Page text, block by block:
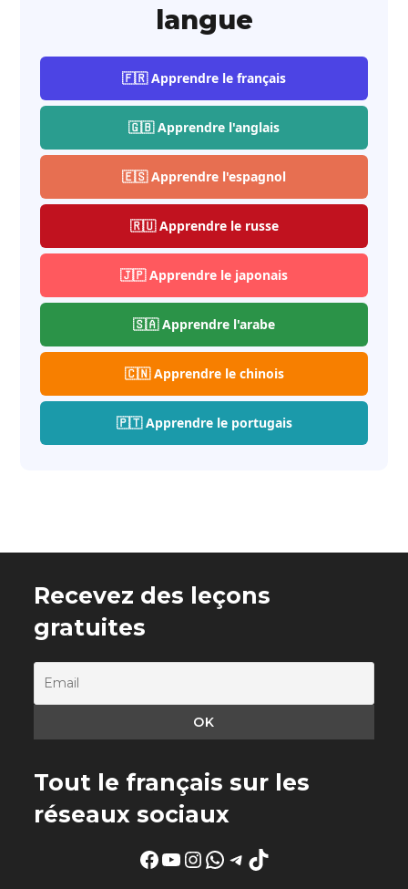
langue
🇫🇷 Apprendre le français
🇬🇧 Apprendre l'anglais
🇪🇸 Apprendre l'espagnol
🇷🇺 Apprendre le russe
🇯🇵 Apprendre le japonais
🇸🇦 Apprendre l'arabe
🇨🇳 Apprendre le chinois
🇵🇹 Apprendre le portugais
Recevez des leçons
gratuites
Tout le français sur les
réseaux sociaux
Facebook
YouTube
Instagram
WhatsApp
Telegram
TikTok